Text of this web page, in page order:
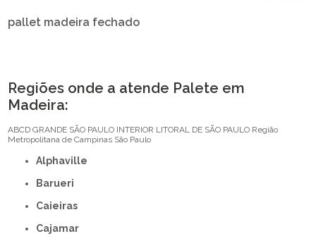
pallet madeira fechado
Regiões onde a atende Palete em
Madeira:
ABCD GRANDE SÃO PAULO INTERIOR LITORAL DE SÃO PAULO Região
Metropolitana de Campinas São Paulo
Alphaville
Barueri
Caieiras
Cajamar